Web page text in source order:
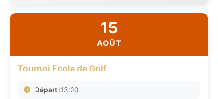
15
AOÛT
Tournoi Ecole de Golf
Départ :13:00